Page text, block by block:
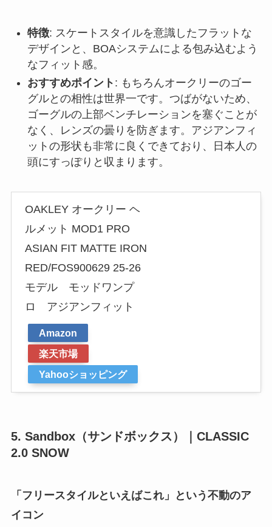
特徴: スケートスタイルを意識したフラットな
デザインと、BOAシステムによる包み込むよう
なフィット感。
おすすめポイント : もちろんオークリーのゴー
グルとの相性は世界一です。つばがないため、
ゴーグルの上部ベンチレーションを塞ぐことが
なく、レンズの曇りを防ぎます。アジアンフィ
ットの形状も非常に良くできており、日本人の
頭にすっぽりと収まります。
OAKLEY オークリー ヘ
ルメット MOD1 PRO
ASIAN FIT MATTE IRON
RED/FOS900629 25-26
モデル モッドワンプ
ロ アジアンフィット
Amazon
楽天市場
Yahooショッピング
5. Sandbox（サンドボックス）｜CLASSIC
2.0 SNOW
「フリースタイルといえばこれ」という不動のア
イコン